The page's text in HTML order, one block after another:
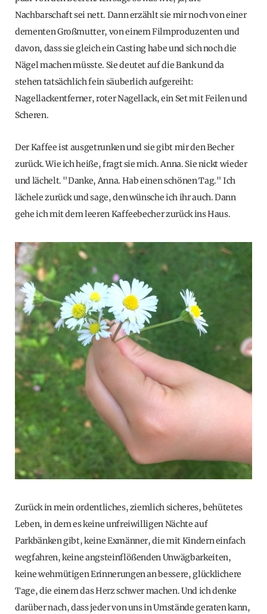
Nachbarschaft sei nett. Dann erzählt sie mir noch von einer
dementen Großmutter, von einem Filmproduzenten und
davon, dass sie gleich ein Casting habe und sich noch die
Nägel machen müsste. Sie deutet auf die Bank und da
stehen tatsächlich fein säuberlich aufgereiht:
Nagellackentferner, roter Nagellack, ein Set mit Feilen und
Scheren.
Der Kaffee ist ausgetrunken und sie gibt mir den Becher
zurück. Wie ich heiße, fragt sie mich. Anna. Sie nickt wieder
und lächelt. "Danke, Anna. Hab einen schönen Tag." Ich
lächele zurück und sage, den wünsche ich ihr auch. Dann
gehe ich mit dem leeren Kaffeebecher zurück ins Haus.
Zurück in mein ordentliches, ziemlich sicheres, behütetes
Leben, in dem es keine unfreiwilligen Nächte auf
Parkbänken gibt, keine Exmänner, die mit Kindern einfach
wegfahren, keine angsteinflößenden Unwägbarkeiten,
keine wehmütigen Erinnerungen an bessere, glücklichere
Tage, die einem das Herz schwer machen. Und ich denke
darüber nach, dass jeder von uns in Umstände geraten kann,